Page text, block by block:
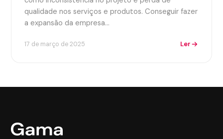
qualidade nos serviços e produtos. Conseguir fazer
a expansão da empresa…
17 de março de 2025 Ler